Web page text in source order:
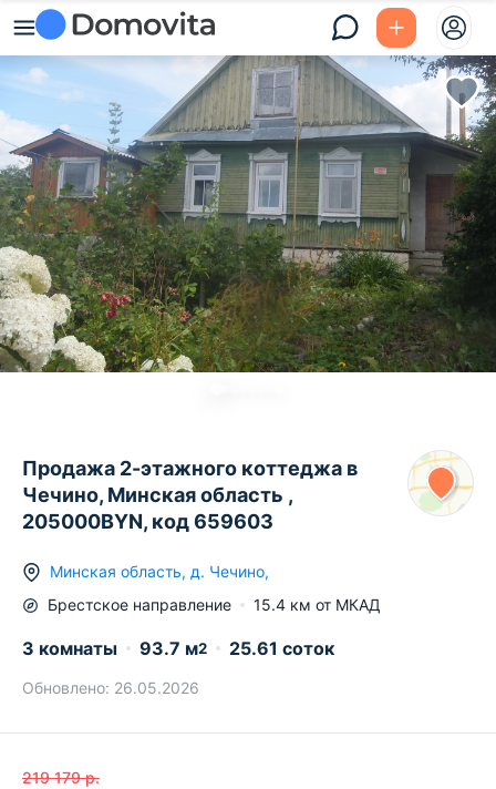
Продажа 2-этажного коттеджа в
Чечино, Минская область ,
205000BYN, код 659603
Минская область, д. Чечино,
Брестское направление 15.4 км от МКАД
3 комнаты 93.7 м2 25.61 соток
Обновлено: 26.05.2026
219 179 р.